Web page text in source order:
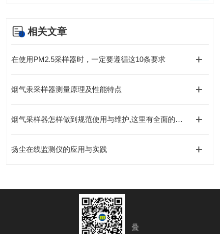
相关文章
在使用PM2.5采样器时，一定要遵循这10条要求
烟气汞采样器测量原理及性能特点
烟气采样器怎样做到规范使用与维护,这里有全面的讲解
扬尘在线监测仪的应用与实践